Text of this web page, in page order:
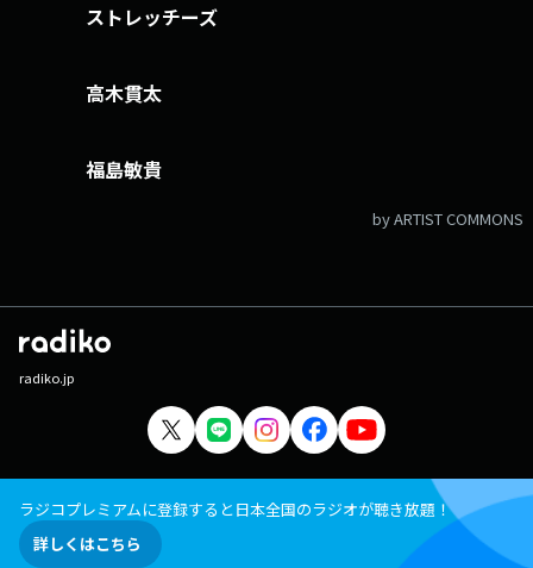
ストレッチーズ
高木貫太
福島敏貴
by ARTIST COMMONS
radiko.jp
ラジコプレミアムに登録すると日本全国のラジオが聴き放題！
詳しくはこちら